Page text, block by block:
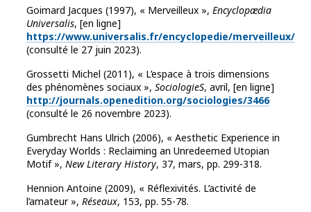
Goimard Jacques (1997), « Merveilleux », Encyclopædia
Universalis, [en ligne]
https://www.universalis.fr/encyclopedie/merveilleux/
(consulté le 27 juin 2023).
Grossetti Michel (2011), « L’espace à trois dimensions
des phénomènes sociaux », SociologieS, avril, [en ligne]
http://journals.openedition.org/sociologies/3466
(consulté le 26 novembre 2023).
Gumbrecht Hans Ulrich (2006), « Aesthetic Experience in
Everyday Worlds : Reclaiming an Unredeemed Utopian
Motif », New Literary History, 37, mars, pp. 299-318.
Hennion Antoine (2009), « Réflexivités. L’activité de
l’amateur », Réseaux, 153, pp. 55-78.